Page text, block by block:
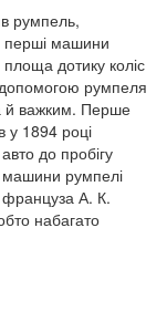
румпель,
перші машини
дотику коліс
румпеля
й важким. Перше
у 1894 році
до пробігу
машини румпелі
француза А. К.
набагато